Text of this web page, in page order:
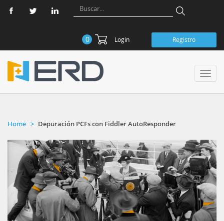
0 Login Registro
Home Depuración PCFs con Fiddler AutoResponder